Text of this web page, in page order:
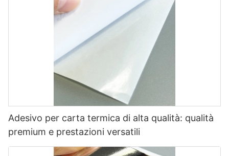
Adesivo per carta termica di alta qualità: qualità
premium e prestazioni versatili